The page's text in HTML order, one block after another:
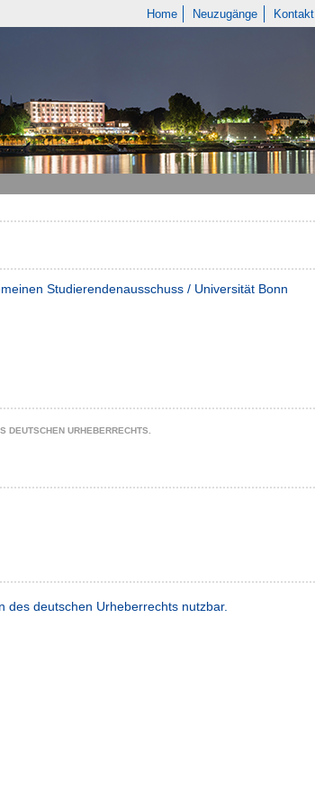
Home Neuzugänge Kontakt
Studierendenausschuss / Universität Bonn
DEUTSCHEN URHEBERRECHTS.
des deutschen Urheberrechts nutzbar.